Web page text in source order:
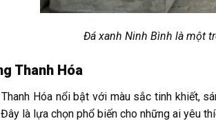
Đá xanh Ninh Bình là một
Thanh Hóa
Hóa nổi bật với màu sắc tinh khiết,
là lựa chọn phổ biến cho những ai yêu